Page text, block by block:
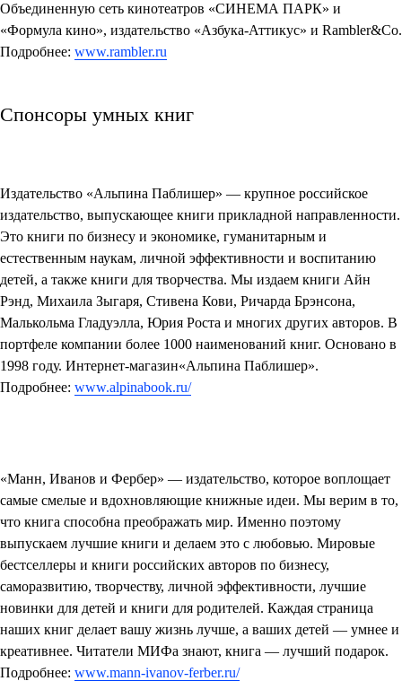
Объединенную сеть кинотеатров «СИНЕМА ПАРК» и
«Формула кино», издательство «Азбука-Аттикус» и Rambler&Co.
Подробнее: www.rambler.ru
Спонсоры умных книг
Издательство «Альпина Паблишер» — крупное российское
издательство, выпускающее книги прикладной направленности.
Это книги по бизнесу и экономике, гуманитарным и
естественным наукам, личной эффективности и воспитанию
детей, а также книги для творчества. Мы издаем книги Айн
Рэнд, Михаила Зыгаря, Стивена Кови, Ричарда Брэнсона,
Малькольма Гладуэлла, Юрия Роста и многих других авторов. В
портфеле компании более 1000 наименований книг. Основано в
1998 году. Интернет-магазин«Альпина Паблишер».
Подробнее: www.alpinabook.ru/
«Манн, Иванов и Фербер» — издательство, которое воплощает
самые смелые и вдохновляющие книжные идеи. Мы верим в то,
что книга способна преображать мир. Именно поэтому
выпускаем лучшие книги и делаем это с любовью. Мировые
бестселлеры и книги российских авторов по бизнесу,
саморазвитию, творчеству, личной эффективности, лучшие
новинки для детей и книги для родителей. Каждая страница
наших книг делает вашу жизнь лучше, а ваших детей — умнее и
креативнее. Читатели МИФа знают, книга — лучший подарок.
Подробнее: www.mann-ivanov-ferber.ru/